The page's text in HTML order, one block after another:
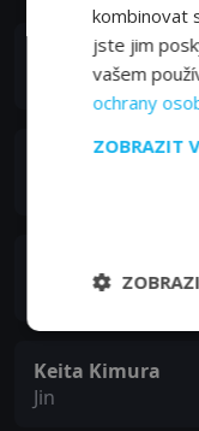
Fumika Baba
Júta Furukawa
Cemilio
Keita Kimura
Jin
kombinovat
jste jim
vašem
ochrany
ZOBRAZIT